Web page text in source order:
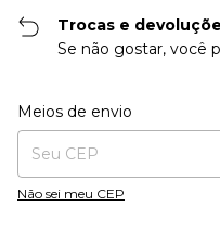
Trocas e
Se não gostar, você
Entregas para o CEP:
Meios de envio
Não sei meu CEP